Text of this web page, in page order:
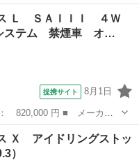
■ グレード名： Ｌ Ｓ
センサー オートハイビ
Ｌ ＳＡＩＩＩ ４Ｗ
ステム 禁煙車 オ…
提携サイト 8月1日
■ グレード名： Ｌ Ｓ
禁煙車 オートライト
Ｘ アイドリングストッ
）